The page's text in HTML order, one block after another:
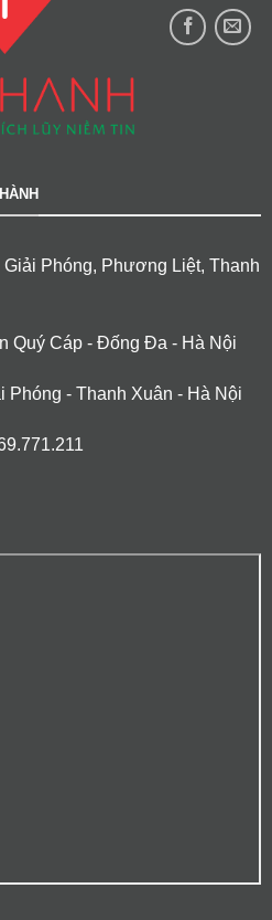
Phóng, Phương Liệt, Thanh
Quý Cáp - Đống Đa - Hà Nội
Phóng - Thanh Xuân - Hà Nội